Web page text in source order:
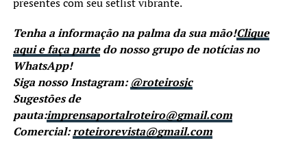
Tenha a informação na palma da sua mão!Clique
aqui e faça partedo nosso grupo de notícias no
WhatsApp!
Siga nosso Instagram:@roteirosjc
Sugestões de
pauta:imprensaportalroteiro@gmail.com
Comercial:roteirorevista@gmail.com